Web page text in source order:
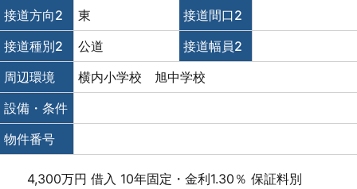
接道方向2
東
接道間口2
接道種別2
公道
接道幅員2
周辺環境
横内小学校 旭中学校
設備・条件
物件番号
4,300万円 借入 10年固定・金利1.30％ 保証料別